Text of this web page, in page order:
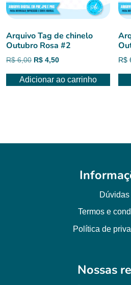
Arquivo Tag de chinelo
Outubro Rosa #2
R$6,00 O
original
R$ 4,50O
atual
Adicionar ao carrinho
R$
Dúvidas
Termos e
Política de
Nossas